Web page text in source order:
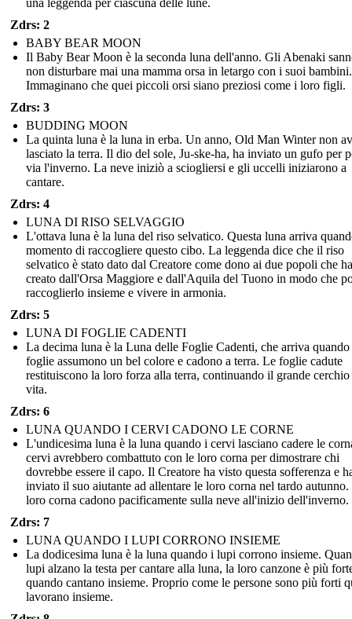
Zdrs: 2
BABY BEAR MOON
Il Baby Bear Moon è la seconda luna dell'anno. Gli Abenaki
non disturbare mai una mamma orsa in letargo con i suoi bambini.
Immaginano che quei piccoli orsi siano preziosi come i loro figli.
Zdrs: 3
BUDDING MOON
La quinta luna è la luna in erba. Un anno, Old Man Winter non
lasciato la terra. Il dio del sole, Ju-ske-ha, ha inviato un gufo per
via l'inverno. La neve iniziò a sciogliersi e gli uccelli iniziarono a
cantare.
Zdrs: 4
LUNA DI RISO SELVAGGIO
L'ottava luna è la luna del riso selvatico. Questa luna arriva
momento di raccogliere questo cibo. La leggenda dice che il riso
selvatico è stato dato dal Creatore come dono ai due popoli che ha
creato dall'Orsa Maggiore e dall'Aquila del Tuono in modo che
raccoglierlo insieme e vivere in armonia.
Zdrs: 5
LUNA DI FOGLIE CADENTI
La decima luna è la Luna delle Foglie Cadenti, che arriva quando
foglie assumono un bel colore e cadono a terra. Le foglie cadute
restituiscono la loro forza alla terra, continuando il grande
vita.
Zdrs: 6
LUNA QUANDO I CERVI CADONO LE CORNE
L'undicesima luna è la luna quando i cervi lasciano cadere le
cervi avrebbero combattuto con le loro corna per dimostrare chi
dovrebbe essere il capo. Il Creatore ha visto questa sofferenza e
inviato il suo aiutante ad allentare le loro corna nel tardo autunno.
loro corna cadono pacificamente sulla neve all'inizio dell'inverno.
Zdrs: 7
LUNA QUANDO I LUPI CORRONO INSIEME
La dodicesima luna è la luna quando i lupi corrono insieme.
lupi alzano la testa per cantare alla luna, la loro canzone è più
quando cantano insieme. Proprio come le persone sono più forti
lavorano insieme.